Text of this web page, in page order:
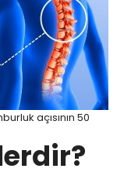
açısının 50